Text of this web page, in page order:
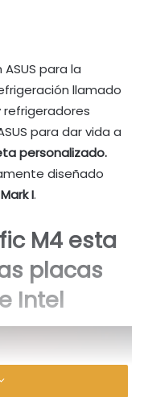
para la
llamado
refrigeradores
para dar vida a
personalizado.
diseñado
I.
M4 esta
placas
Intel